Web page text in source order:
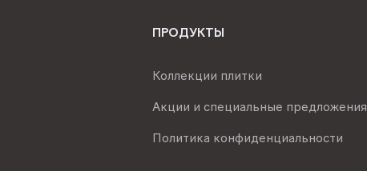
ПРОДУКТЫ
Коллекции плитки
Акции и специальные предложения
Политика конфиденциальности